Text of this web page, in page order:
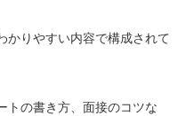
かりやすい内容で構成されて
トの書き方、面接のコツな